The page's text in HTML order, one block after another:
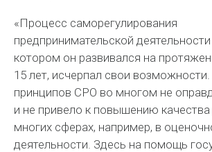
«Процесс саморегулирования
предпринимательской
котором он развивался на
15 лет, исчерпал свои
принципов СРО во многом не
и не привело к повышению
многих сферах, например, в
деятельности. Здесь на помощь